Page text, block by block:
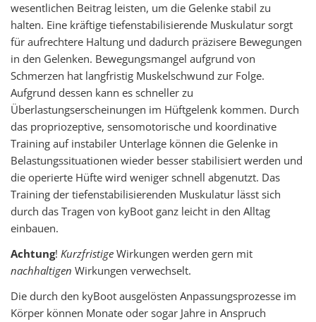
wesentlichen Beitrag leisten, um die Gelenke stabil zu
halten. Eine kräftige tiefenstabilisierende Muskulatur sorgt
für aufrechtere Haltung und dadurch präzisere Bewegungen
in den Gelenken. Bewegungsmangel aufgrund von
Schmerzen hat langfristig Muskelschwund zur Folge.
Aufgrund dessen kann es schneller zu
Überlastungserscheinungen im Hüftgelenk kommen. Durch
das propriozeptive, sensomotorische und koordinative
Training auf instabiler Unterlage können die Gelenke in
Belastungssituationen wieder besser stabilisiert werden und
die operierte Hüfte wird weniger schnell abgenutzt. Das
Training der tiefenstabilisierenden Muskulatur lässt sich
durch das Tragen von kyBoot ganz leicht in den Alltag
einbauen.
Achtung! Kurzfristige Wirkungen werden gern mit
nachhaltigen Wirkungen verwechselt.
Die durch den kyBoot ausgelösten Anpassungsprozesse im
Körper können Monate oder sogar Jahre in Anspruch